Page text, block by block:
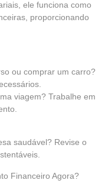
ele funciona como
proporcionando
ou comprar um carro?
viagem? Trabalhe em
saudável? Revise o
Financeiro Agora?